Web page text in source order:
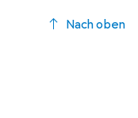
Nach oben